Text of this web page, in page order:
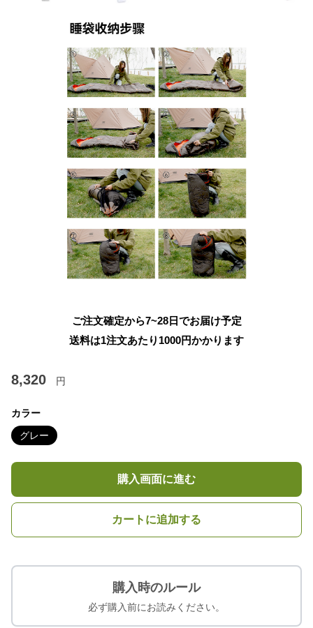
ご注文確定から7~28日でお届け予定
送料は1注文あたり 1000円かかります
8,320 円
カラー
グレー
購入画面に進む
カートに追加する
購入時のルール
必ず購入前にお読みください。